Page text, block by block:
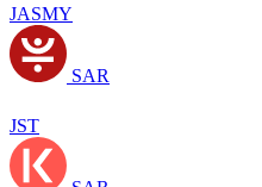
JASMY
SAR
JST